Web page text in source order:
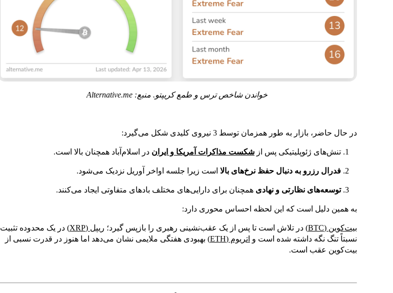
خواندن شاخص ترس و طمع کریپتو. منبع: Alternative.me
در حال حاضر، بازار به طور همزمان توسط 3 نیروی کلیدی شکل می‌گیرد:
تنش‌های ژئوپلیتیکی پس از شکست مذاکرات آمریکا و ایران در اسلام‌آباد همچنان بالا است.
فدرال رزرو به دنبال حفظ نرخ‌های بالا است زیرا جلسه اواخر آوریل نزدیک می‌شود.
توسعه‌های نظارتی و نهادی همچنان برای دارایی‌های مختلف بادهای متفاوتی ایجاد می‌کنند.
به همین دلیل است که این لحظه احساس محوری دارد:
بیت‌کوین (BTC) در تلاش است تا پس از یک عقب‌نشینی رهبری را بازپس گیرد؛ ریپل (XRP)
در یک محدوده تثبیت
نسبتاً تنگ نگه داشته شده است و اتریوم (ETH)
بهبودی هفتگی ملایمی نشان می‌دهد اما هنوز در قدرت نسبی از
بیت‌کوین عقب است.